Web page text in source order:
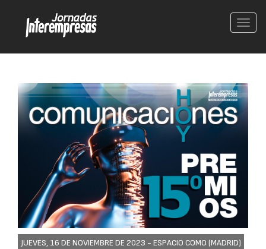
JUEVES, 16 DE NOVIEMBRE DE 2023 - ESPACIO COMO (MADRID)